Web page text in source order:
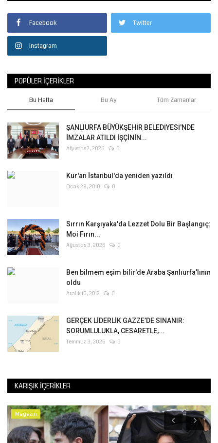
Facebook Twitter
Instagram
POPÜLER İÇERIKLER
Bu Hafta Bu Ay Tüm Zamanlar
ŞANLIURFA BÜYÜKŞEHİR BELEDİYESİ'NDE
İMZALAR ATILDI İŞÇİNİN...
Ağustos 7, 2026 0
Kur'an İstanbul'da yeniden yazıldı
Ocak 29, 2010 0
Sırrın Karşıyaka'da Lezzet Dolu Bir Başlangıç:
Moi Fırın...
Ağustos 3, 2026 0
Ben bilmem eşim bilir'de Araba Şanlıurfa'lının
oldu
Aralık 15, 2012 0
GERÇEK LİDERLİK GAZZE’DE SINANIR:
SORUMLULUKLA, CESARETLE,...
Temmuz 3, 2025 0
KARIŞIK İÇERIKLER
Magazin